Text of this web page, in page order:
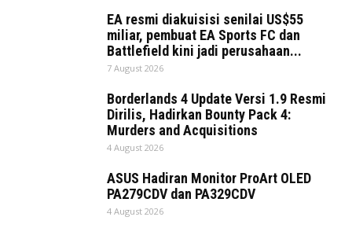
EA resmi diakuisisi senilai US$55
miliar, pembuat EA Sports FC dan
Battlefield kini jadi perusahaan...
7 August 2026
Borderlands 4 Update Versi 1.9 Resmi
Dirilis, Hadirkan Bounty Pack 4:
Murders and Acquisitions
4 August 2026
ASUS Hadiran Monitor ProArt OLED
PA279CDV dan PA329CDV
4 August 2026